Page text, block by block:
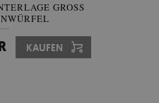
GROSS S
KAUFEN